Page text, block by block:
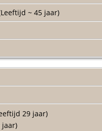
~ 45 jaar)
29 jaar)
jaar)